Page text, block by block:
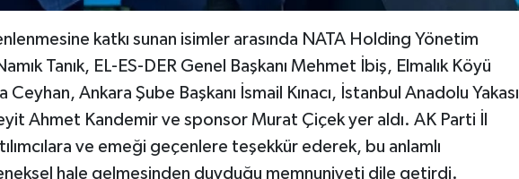
katkı sunan isimler arasında NATA Holding Yönetim
Tanık, EL-ES-DER Genel Başkanı Mehmet İbiş, Elmalık Köyü
Ceyhan, Ankara Şube Başkanı İsmail Kınacı, İstanbul Anadolu Yakası
Ahmet Kandemir ve sponsor Murat Çiçek yer aldı. AK Parti İl
ve emeği geçenlere teşekkür ederek, bu anlamlı
hale gelmesinden duyduğu memnuniyeti dile getirdi.